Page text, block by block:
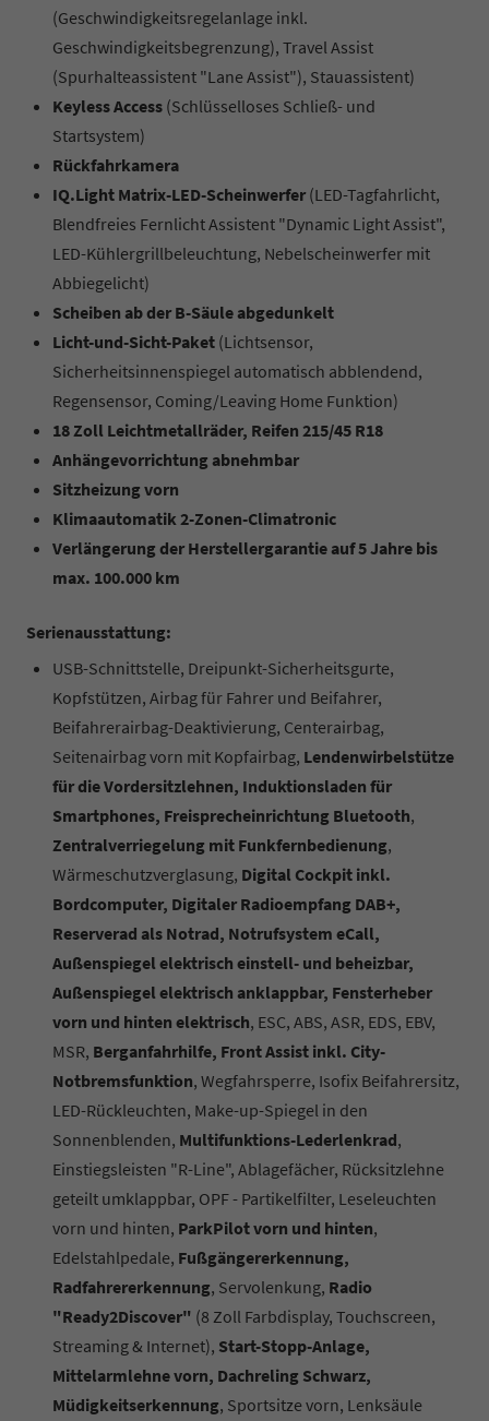
(Geschwindigkeitsregelanlage inkl.
Geschwindigkeitsbegrenzung), Travel Assist
(Spurhalteassistent "Lane Assist"), Stauassistent)
Keyless Access (Schlüsselloses Schließ- und
Startsystem)
Rückfahrkamera
IQ.Light Matrix-LED-Scheinwerfer (LED-Tagfahrlicht,
Blendfreies Fernlicht Assistent "Dynamic Light Assist",
LED-Kühlergrillbeleuchtung, Nebelscheinwerfer mit
Abbiegelicht)
Scheiben ab der B-Säule abgedunkelt
Licht-und-Sicht-Paket (Lichtsensor,
Sicherheitsinnenspiegel automatisch abblendend,
Regensensor, Coming/Leaving Home Funktion)
18 Zoll Leichtmetallräder, Reifen 215/45 R18
Anhängevorrichtung abnehmbar
Sitzheizung vorn
Klimaautomatik 2-Zonen-Climatronic
Verlängerung der Herstellergarantie auf 5 Jahre bis
max. 100.000 km
Serienausstattung:
USB-Schnittstelle, Dreipunkt-Sicherheitsgurte,
Kopfstützen, Airbag für Fahrer und Beifahrer,
Beifahrerairbag-Deaktivierung, Centerairbag,
Seitenairbag vorn mit Kopfairbag, Lendenwirbelstütze
für die Vordersitzlehnen, Induktionsladen für
Smartphones, Freisprecheinrichtung Bluetooth,
Zentralverriegelung mit Funkfernbedienung,
Wärmeschutzverglasung, Digital Cockpit inkl.
Bordcomputer, Digitaler Radioempfang DAB+,
Reserverad als Notrad, Notrufsystem eCall,
Außenspiegel elektrisch einstell- und beheizbar,
Außenspiegel elektrisch anklappbar, Fensterheber
vorn und hinten elektrisch, ESC, ABS, ASR, EDS, EBV,
MSR, Berganfahrhilfe, Front Assist inkl. City-
Notbremsfunktion, Wegfahrsperre, Isofix Beifahrersitz,
LED-Rückleuchten, Make-up-Spiegel in den
Sonnenblenden, Multifunktions-Lederlenkrad,
Einstiegsleisten "R-Line", Ablagefächer, Rücksitzlehne
geteilt umklappbar, OPF - Partikelfilter, Leseleuchten
vorn und hinten, ParkPilot vorn und hinten,
Edelstahlpedale, Fußgängererkennung,
Radfahrererkennung, Servolenkung, Radio
"Ready2Discover" (8 Zoll Farbdisplay, Touchscreen,
Streaming & Internet), Start-Stopp-Anlage,
Mittelarmlehne vorn, Dachreling Schwarz,
Müdigkeitserkennung, Sportsitze vorn, Lenksäule